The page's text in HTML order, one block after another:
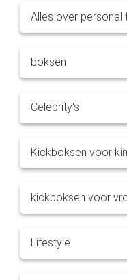
Alles over personal
boksen
Celebrity's
Kickboksen voor
kickboksen voor
Lifestyle